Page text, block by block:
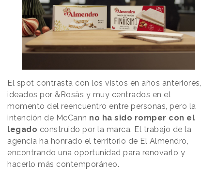
El spot contrasta con los vistos en años anteriores,
ideados por &Rosàs y muy centrados en el
momento del reencuentro entre personas, pero la
intención de McCann no ha sido romper con el
legado construido por la marca. El trabajo de la
agencia ha honrado el territorio de El Almendro,
encontrando una oportunidad para renovarlo y
hacerlo más contemporáneo.